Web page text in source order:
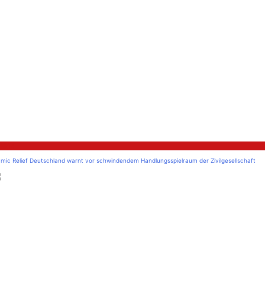
Relief Deutschland warnt vor schwindendem Handlungsspielraum der Zivilgesellschaft